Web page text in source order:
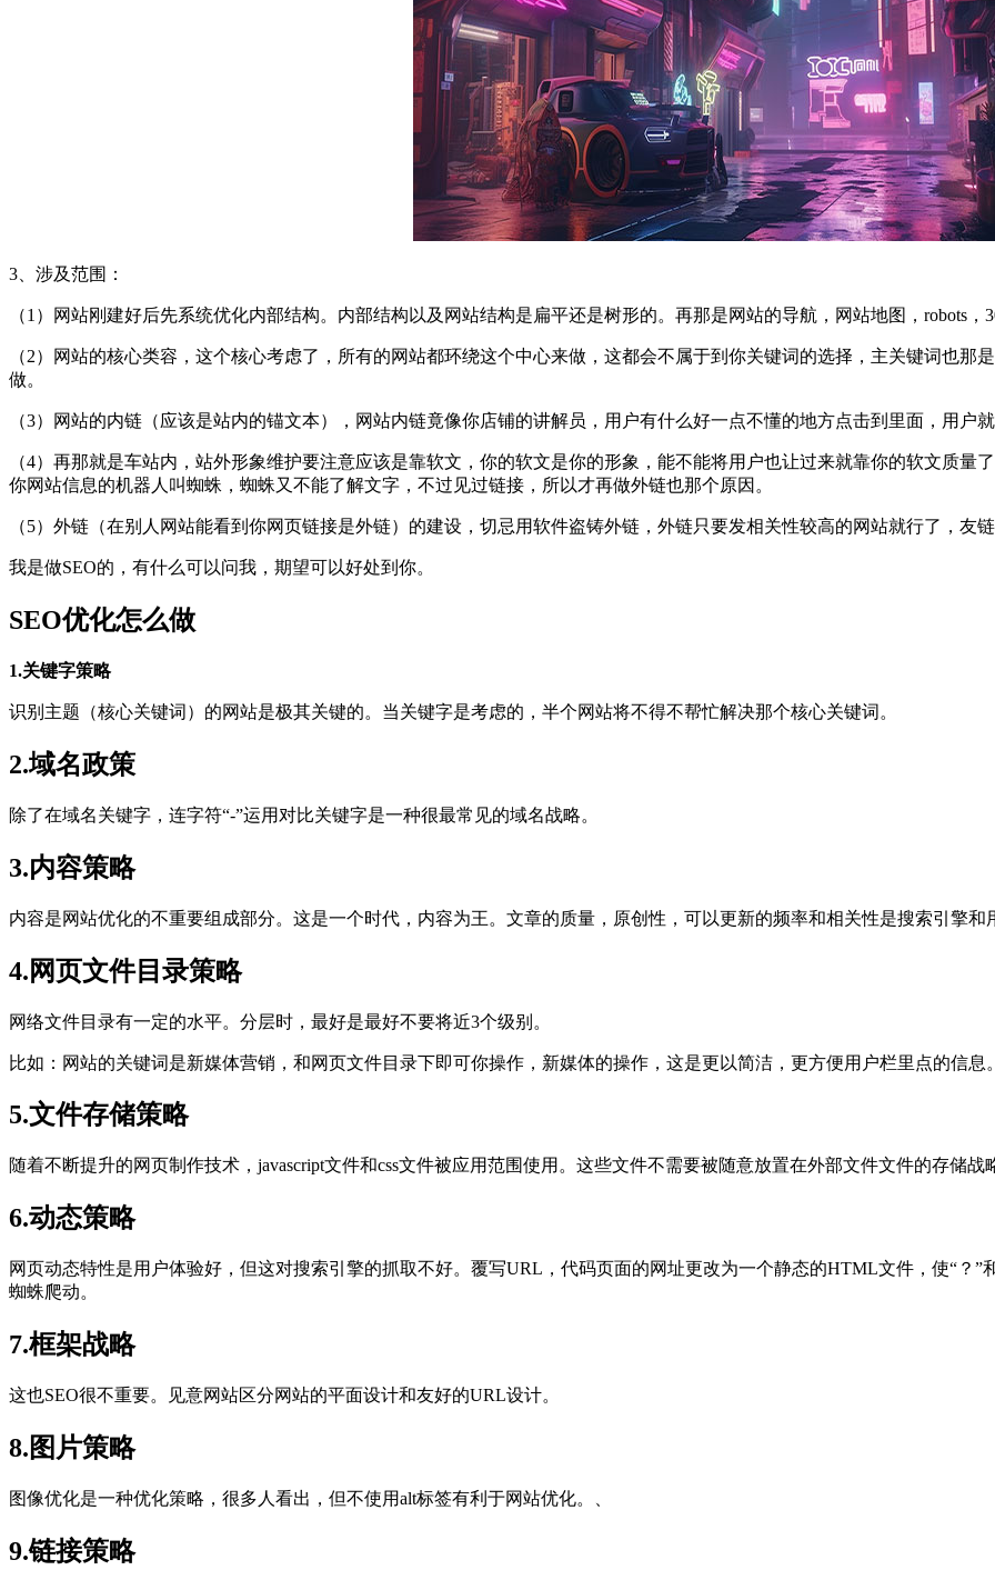
3、涉及范围：
（1）网站刚建好后先系统优化内部结构。内部结构以及网站结构是扁平还是树形的。再那是网站的导航，网站地图，robots，
（2）网站的核心类容，这个核心考虑了，所有的网站都环绕这个中心来做，这都会不属于到你关键词的选择，主关键词也
做。
（3）网站的内链（应该是站内的锚文本），网站内链竟像你店铺的讲解员，用户有什么好一点不懂的地方点击到里面，用户
（4）再那就是车站内，站外形象维护要注意应该是靠软文，你的软文是你的形象，能不能将用户也让过来就靠你的软文质量
你网站信息的机器人叫蜘蛛，蜘蛛又不能了解文字，不过见过链接，所以才再做外链也那个原因。
（5）外链（在别人网站能看到你网页链接是外链）的建设，切忌用软件盗铸外链，外链只要发相关性较高的网站就行了，友
我是做SEO的，有什么可以问我，期望可以好处到你。
SEO优化怎么做
1.关键字策略
识别主题（核心关键词）的网站是极其关键的。当关键字是考虑的，半个网站将不得不帮忙解决那个核心关键词。
2.域名政策
除了在域名关键字，连字符“-”运用对比关键字是一种很最常见的域名战略。
3.内容策略
内容是网站优化的不重要组成部分。这是一个时代，内容为王。文章的质量，原创性，可以更新的频率和相关性是搜索引擎和
4.网页文件目录策略
网络文件目录有一定的水平。分层时，最好是最好不要将近3个级别。
比如：网站的关键词是新媒体营销，和网页文件目录下即可你操作，新媒体的操作，这是更以简洁，更方便用户栏里点的信息。
5.文件存储策略
随着不断提升的网页制作技术，javascript文件和css文件被应用范围使用。这些文件不需要被随意放置在外部文件文件的存储战
6.动态策略
网页动态特性是用户体验好，但这对搜索引擎的抓取不好。覆写URL，代码页面的网址更改为一个静态的HTML文件，使“？
蜘蛛爬动。
7.框架战略
这也SEO很不重要。见意网站区分网站的平面设计和友好的URL设计。
8.图片策略
图像优化是一种优化策略，很多人看出，但不使用alt标签有利于网站优化。、
9.链接策略